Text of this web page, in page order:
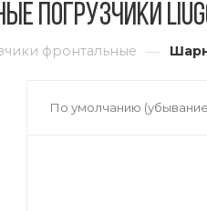
погрузчики
фронтальные —
По умолчанию